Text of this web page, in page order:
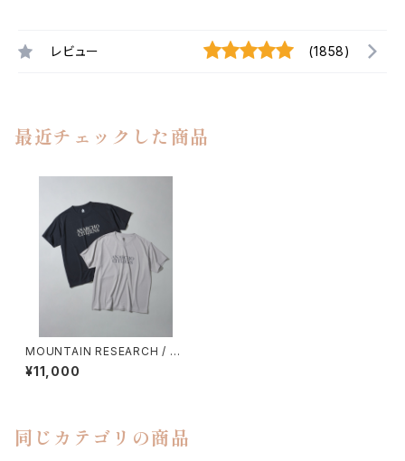
レビュー (1858)
最近チェックした商品
MOUNTAIN RESEARCH / A
NARCHO CITIZENS
¥11,000
同じカテゴリの商品